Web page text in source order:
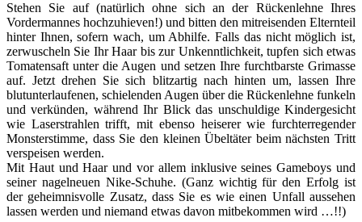
Stehen Sie auf (natürlich ohne sich an der Rückenlehne Ihres
Vordermannes hochzuhieven!) und bitten den mitreisenden Elternteil
hinter Ihnen, sofern wach, um Abhilfe. Falls das nicht möglich ist,
zerwuscheln Sie Ihr Haar bis zur Unkenntlichkeit, tupfen sich etwas
Tomatensaft unter die Augen und setzen Ihre furchtbarste Grimasse
auf. Jetzt drehen Sie sich blitzartig nach hinten um, lassen Ihre
blutunterlaufenen, schielenden Augen über die Rückenlehne funkeln
und verkünden, während Ihr Blick das unschuldige Kindergesicht
wie Laserstrahlen trifft, mit ebenso heiserer wie furchterregender
Monsterstimme, dass Sie den kleinen Übeltäter beim nächsten Tritt
verspeisen werden.
Mit Haut und Haar und vor allem inklusive seines Gameboys und
seiner nagelneuen Nike-Schuhe. (Ganz wichtig für den Erfolg ist
der geheimnisvolle Zusatz, dass Sie es wie einen Unfall aussehen
lassen werden und niemand etwas davon mitbekommen wird …!!)